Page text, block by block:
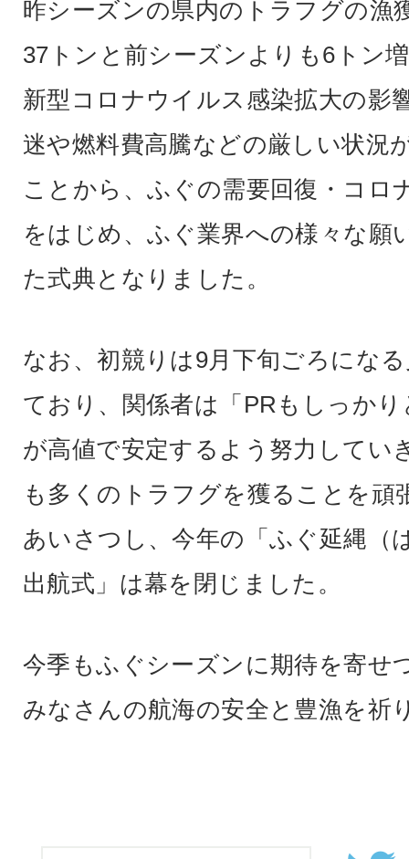
昨シーズンの県内のトラフグの漁
37トンと前シーズンよりも6トン
新型コロナウイルス感染拡大の影
迷や燃料費高騰などの厳しい状況
ことから、ふぐの需要回復・コロ
をはじめ、ふぐ業界への様々な願
た式典となりました。
なお、初競りは9月下旬ごろにな
ており、関係者は「PRもしっか
が高値で安定するよう努力してい
も多くのトラフグを獲ることを頑
あいさつし、今年の「ふぐ延縄（
出航式」は幕を閉じました。
今季もふぐシーズンに期待を寄せ
みなさんの航海の安全と豊漁を祈